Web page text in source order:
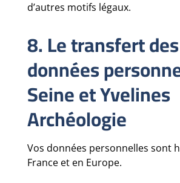
d’autres motifs légaux.
8. Le transfert des
données
Seine et Yvelines
Archéologie
Vos données personnelles sont
France et en Europe.